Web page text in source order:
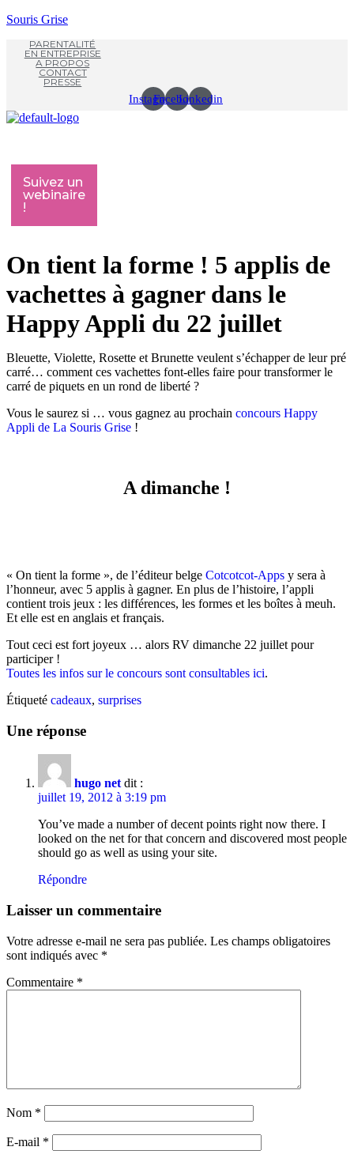
Souris Grise
PARENTALITÉ
EN ENTREPRISE
A PROPOS
CONTACT
PRESSE
InstagramFacebookLinkedin
Suivez un
webinaire
!
On tient la forme ! 5 applis de
vachettes à gagner dans le
Happy Appli du 22 juillet
Bleuette, Violette, Rosette et Brunette veulent s’échapper de leur pré
carré… comment ces vachettes font-elles faire pour transformer le
carré de piquets en un rond de liberté ?
Vous le saurez si … vous gagnez au prochain concours Happy
Appli de La Souris Grise !
A dimanche !
« On tient la forme », de l’éditeur belge Cotcotcot-Apps y sera à
l’honneur, avec 5 applis à gagner. En plus de l’histoire, l’appli
contient trois jeux : les différences, les formes et les boîtes à meuh.
Et elle est en anglais et français.
Tout ceci est fort joyeux … alors RV dimanche 22 juillet pour
participer !
Toutes les infos sur le concours sont consultables ici.
Étiqueté cadeaux, surprises
Une réponse
hugo net dit :
juillet 19, 2012 à 3:19 pm
You’ve made a number of decent points right now there. I
looked on the net for that concern and discovered most people
should go as well as using your site.
Répondre
Laisser un commentaire
Votre adresse e-mail ne sera pas publiée. Les champs obligatoires
sont indiqués avec *
Commentaire *
Nom *
E-mail *